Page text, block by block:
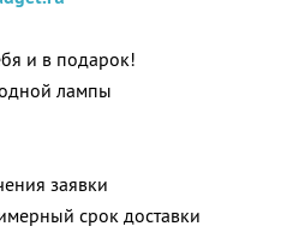
и в подарок!
лампы
заявки
срок доставки